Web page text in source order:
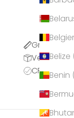
Belize
Benin
CPQ